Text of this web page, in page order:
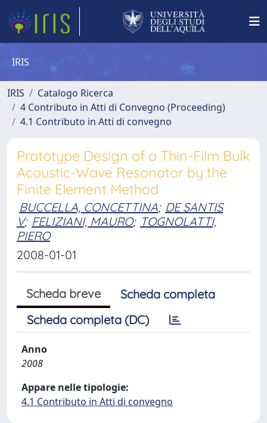
IRIS
IRIS
Catalogo Ricerca
4 Contributo in Atti di Convegno (Proceeding)
4.1 Contributo in Atti di convegno
Prototype Design of a Thin-Film Bulk
Acoustic-Wave Resonator by the
Finite Element Method
BUCCELLA, CONCETTINA; DE SANTIS
V; FELIZIANI, MAURO; TOGNOLATTI,
PIERO
2008-01-01
Scheda breve
Scheda completa
Scheda completa (DC)
Anno
2008
Appare nelle tipologie:
4.1 Contributo in Atti di convegno